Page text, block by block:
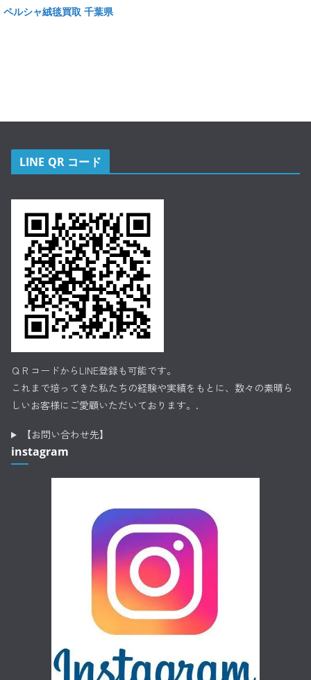
ペルシャ絨毯買取 千葉県
LINE QR コード
ＱＲコードからLINE登録も可能です。
これまで培ってきた私たちの経験や実績をもとに、数々の素晴ら
しいお客様にご愛顧いただいております。.
【お問い合わせ先】
instagram